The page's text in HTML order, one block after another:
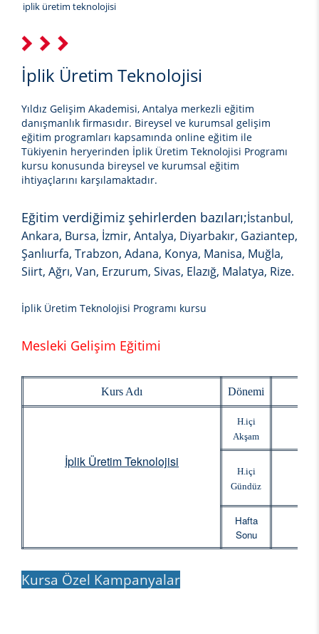
i̇plik üretim teknolojisi
İplik Üretim Teknolojisi
Yıldız Gelişim Akademisi, Antalya merkezli eğitim
danışmanlık firmasıdır. Bireysel ve kurumsal gelişim
eğitim programları kapsamında online eğitim ile
Tükiyenin heryerinden İplik Üretim Teknolojisi Programı
kursu konusunda bireysel ve kurumsal eğitim
ihtiyaçlarını karşılamaktadır.
Eğitim verdiğimiz şehirlerden bazıları;İstanbul,
Ankara, Bursa, İzmir, Antalya, Diyarbakır, Gaziantep,
Şanlıurfa, Trabzon, Adana, Konya, Manisa, Muğla,
Siirt, Ağrı, Van, Erzurum, Sivas, Elazığ, Malatya, Rize.
İplik Üretim Teknolojisi Programı kursu
Mesleki Gelişim Eğitimi
Kurs Adı Dönemi
İplik Üretim Teknolojisi
H.içi
Akşam
H.içi
Gündüz
Hafta
Sonu
Kursa Özel Kampanyalar